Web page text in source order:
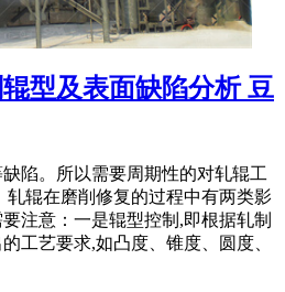
型及表面缺陷分析 豆
陷。所以需要周期性的对轧辊工
轧辊在磨削修复的过程中有两类影
注意：一是辊型控制,即根据轧制
工艺要求,如凸度、锥度、圆度、